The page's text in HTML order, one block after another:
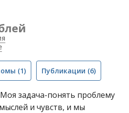
(1) Публикации (6)
задача-понять проблему
и чувств, и мы